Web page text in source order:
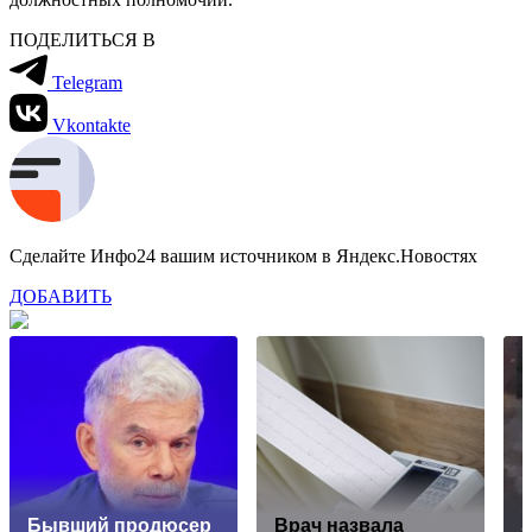
ПОДЕЛИТЬСЯ В
Telegram
Vkontakte
Сделайте Инфо24 вашим источником в Яндекс.Новостях
ДОБАВИТЬ
Бывший продюсер
Врач назвала